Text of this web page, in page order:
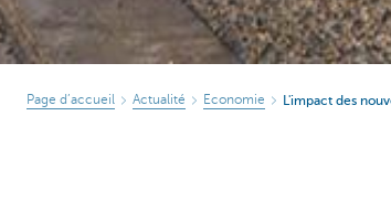
Page d’accueil Actualité Economie L'impact des